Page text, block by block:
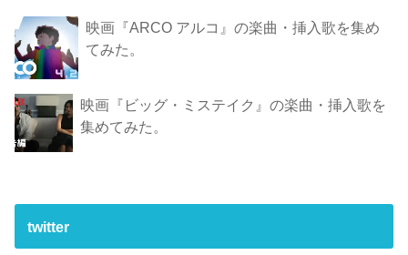
映画『ARCO アルコ』の楽曲・挿入歌を集め
てみた。
映画『ビッグ・ミステイク』の楽曲・挿入歌を
集めてみた。
twitter